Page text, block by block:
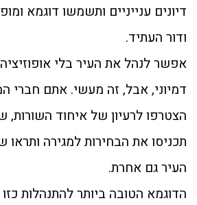
דיונים ענייניים ותשמשו דוגמא
ודור העתיד.
אפשר לנהל את העיר בלי
דמיוני, אבל, זה מעשי. אתם חברי
הצטרפו לרעיון של איחוד השורות,
תכניסו את הבחירות למגירה
העיר גם אחרת.
הדוגמא הטובה ביותר להתנהלות